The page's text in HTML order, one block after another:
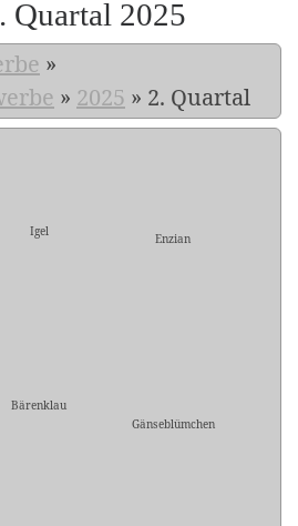
Quartal 2025
»
» 2025 » 2. Quartal
Igel Enzian
Bärenklau
Gänseblümchen